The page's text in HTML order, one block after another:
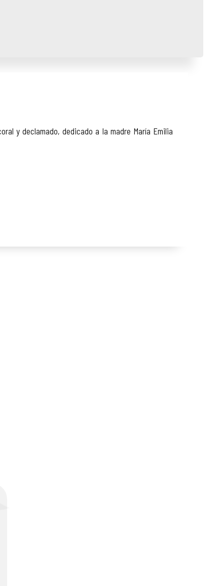
y declamado, dedicado a la madre María Emilia